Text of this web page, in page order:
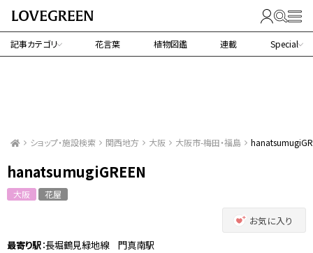
記事カテゴリ 花言葉 植物図鑑 連載 Special
ショップ・施設検索 関西地方 大阪 大阪市-梅田・福島
hanatsumugiGREEN
大阪 花屋
お気に入り
最寄り駅：長堀鶴見緑地線 門真南駅